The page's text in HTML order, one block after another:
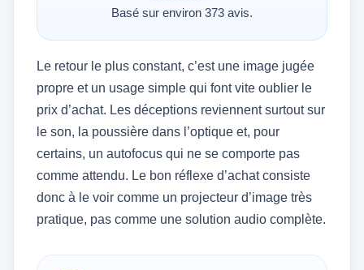
Le retour le plus constant, c’est une image jugée
propre et un usage simple qui font vite oublier le
prix d’achat. Les déceptions reviennent surtout sur
le son, la poussière dans l’optique et, pour
certains, un autofocus qui ne se comporte pas
comme attendu. Le bon réflexe d’achat consiste
donc à le voir comme un projecteur d’image très
pratique, pas comme une solution audio complète.
Basé sur environ 373 avis.